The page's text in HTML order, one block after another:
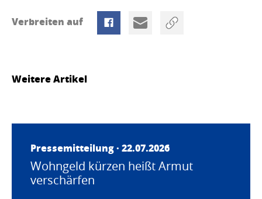
Verbreiten auf
Weitere Artikel
Pressemitteilung · 22.07.2026
Wohngeld kürzen heißt Armut
verschärfen